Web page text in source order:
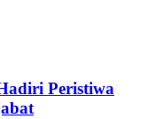
Peristiwa